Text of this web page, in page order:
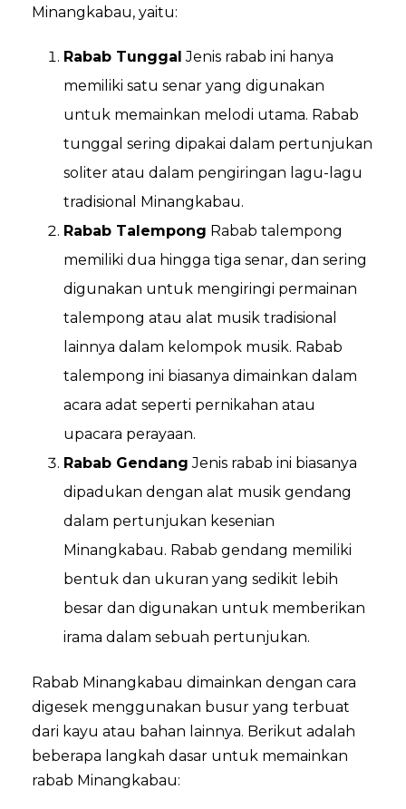
Minangkabau, yaitu:
Rabab Tunggal Jenis rabab ini hanya
memiliki satu senar yang digunakan
untuk memainkan melodi utama. Rabab
tunggal sering dipakai dalam pertunjukan
soliter atau dalam pengiringan lagu-lagu
tradisional Minangkabau.
Rabab Talempong Rabab talempong
memiliki dua hingga tiga senar, dan sering
digunakan untuk mengiringi permainan
talempong atau alat musik tradisional
lainnya dalam kelompok musik. Rabab
talempong ini biasanya dimainkan dalam
acara adat seperti pernikahan atau
upacara perayaan.
Rabab Gendang Jenis rabab ini biasanya
dipadukan dengan alat musik gendang
dalam pertunjukan kesenian
Minangkabau. Rabab gendang memiliki
bentuk dan ukuran yang sedikit lebih
besar dan digunakan untuk memberikan
irama dalam sebuah pertunjukan.
Rabab Minangkabau dimainkan dengan cara
digesek menggunakan busur yang terbuat
dari kayu atau bahan lainnya. Berikut adalah
beberapa langkah dasar untuk memainkan
rabab Minangkabau: